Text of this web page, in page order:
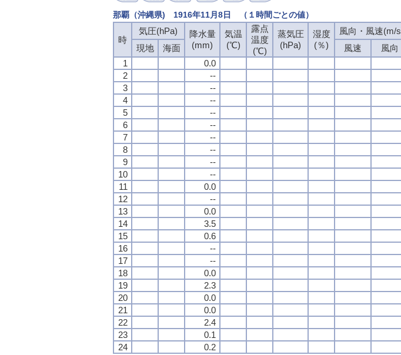
那覇（沖縄県) 1916年11月8日 （１時間ごとの値）
時
気圧(hPa)
降水量
(mm)
気温
(℃)
露点
温度
(℃)
蒸気圧
(hPa)
湿度
(％)
風向・風速(m/
現地 海面 風速 風向
1
0.0
2
--
3
--
4
--
5
--
6
--
7
--
8
--
9
--
10
--
11
0.0
12
--
13
0.0
14
3.5
15
0.6
16
--
17
--
18
0.0
19
2.3
20
0.0
21
0.0
22
2.4
23
0.1
24
0.2